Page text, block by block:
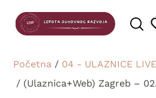
Početna / 04 - ULAZNICE
/ (Ulaznica+Web) Zagreb –